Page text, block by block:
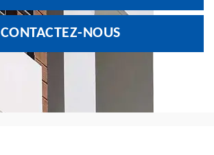
CONTACTEZ-NOUS